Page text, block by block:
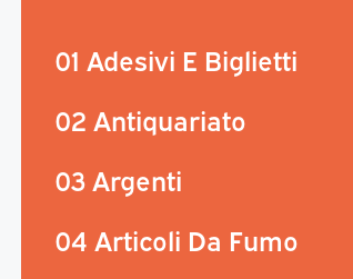
01 Adesivi E Biglietti
02 Antiquariato
03 Argenti
04 Articoli Da Fumo